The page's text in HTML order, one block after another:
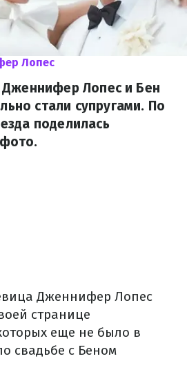
Лопес
Лопес и Бен
стали супругами. По
поделилась
Дженнифер Лопес
странице
еще не было в
свадьбе с Беном